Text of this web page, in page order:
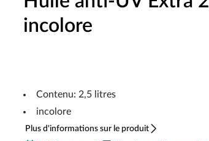
incolore
Contenu: 2,5 litres
incolore
Plus d'informations sur le produit